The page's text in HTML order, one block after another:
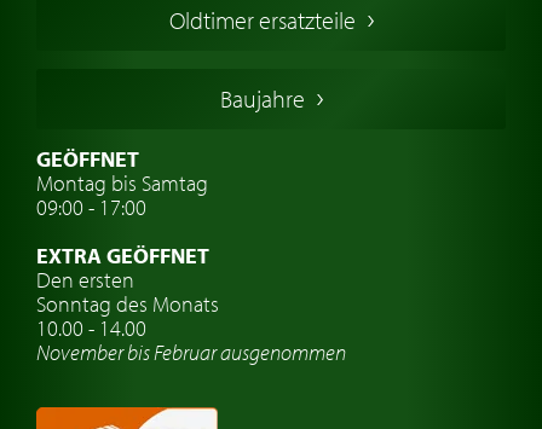
Deutsche Oldtimer
Schwedische Oldtimer
Oldtimer mit h-kennzeichen
Auto Oldtimer Markt
Oldtimer-Versicherung
Oldtimer-Clubs
Oldtimer-Reisen
Oldtimer ersatzteile
Baujahre
GEÖFFNET
Montag bis Samtag
09:00 - 17:00
EXTRA GEÖFFNET
Den ersten
Sonntag des Monats
10.00 - 14.00
November bis Februar ausgenommen